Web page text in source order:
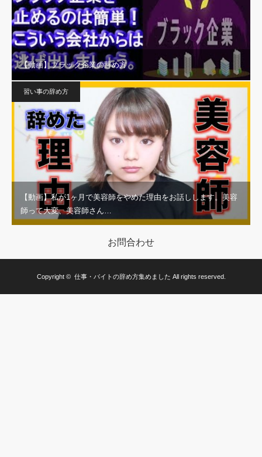
【動画】ブラック企業の辞め方
習い事の辞め方
【動画】私が1ヶ月で美容師をやめた理由をお話しします。美容
師って大変、美容師さん…
お問合わせ
Copyright © 仕事・バイトの辞め方集めました All rights reserved.